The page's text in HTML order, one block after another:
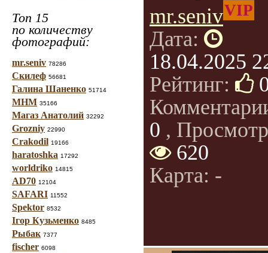
Топ 15
по количеству
фотографий:
mr.seniv 78286
Скилеф 56681
Галина Шаненко 51714
МНМ 35166
Магаз Анатолий 32292
Grozniy 22990
Crakodil 19166
haratoshka 17292
worldriko 14815
AD70 12104
SAFARI 11552
Spektor 8532
Ігор Кузьменко 8485
Рыбак 7377
fischer 6098
mr.senivVIP
Дата:
18.04.2025
Рейтинг:
0 ,
620
Карта: -